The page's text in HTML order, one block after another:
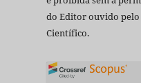
do Editor ouvido
Científico.